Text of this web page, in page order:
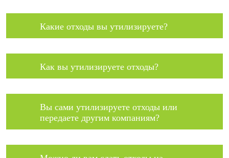
Какие отходы вы утилизируете?
Как вы утилизируете отходы?
Вы сами утилизируете отходы или
передаете другим компаниям?